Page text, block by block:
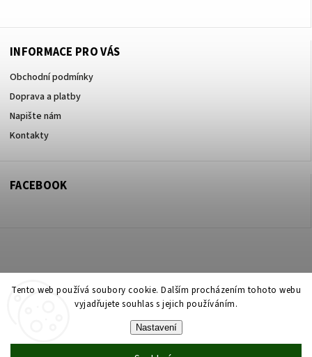
Tento web používá soubory cookie. Dalším procházením tohoto webu
vyjadřujete souhlas s jejich používáním.
Nastavení
INFORMACE PRO VÁS
Obchodní podmínky
Doprava a platby
Napište nám
Kontakty
FACEBOOK
Copyright 2026 ZOO ve dvoře Praha 5. Všechna práva vyhrazena.
Upravit nastavení cookies
Shoptet| Design